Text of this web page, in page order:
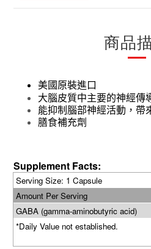
商品
美國原裝進口
大腦皮質中主要的神經傳
能抑制腦部神經活動，帶
膳食補充劑
Supplement Facts:
Serving Size: 1 Capsule
Amount Per Serving
GABA (gamma-aminobutyric acid)
*Daily Value not established.